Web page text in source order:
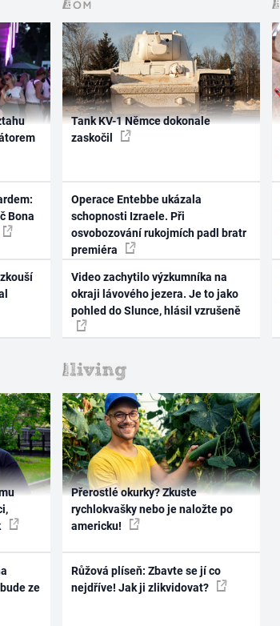
Bona
Tank KV-1 Němce dokonale
zaskočil
Operace Entebbe ukázala
schopnosti Izraele. Při
osvobozování rukojmích padl bratr
premiéra
Video zachytilo výzkumníka na
okraji lávového jezera. Je to jako
pohled do Slunce, hlásil vzrušeně
ze
Přerostlé okurky? Zkuste
rychlokvašky nebo je naložte po
americku!
Růžová plíseň: Zbavte se jí co
nejdříve! Jak ji zlikvidovat?